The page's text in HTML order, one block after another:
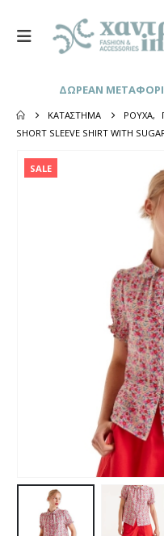
ΔΩΡΕΑΝ
ΚΑΤΆΣΤΗΜΑ ΡΟΎΧΑ,
SHORT SLEEVE SHIRT WITH
SALE